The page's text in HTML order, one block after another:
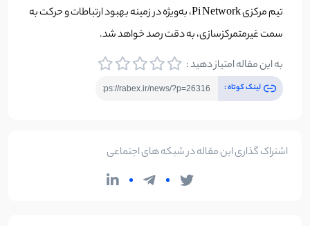
تیم مرکزی Pi Network، به‌ویژه در زمینه بهبود ارتباطات و حرکت به
سمت غیرمتمرکزسازی، به دقت رصد خواهد شد.
به این مقاله امتیاز دهید :
لینک کوتاه :
اشتراک گذاری این مقاله در شبکه های اجتماعی